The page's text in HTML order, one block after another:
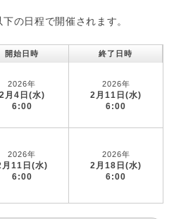
下の日程で開催されます。
開始日時 終了日時
2026年
2月4日(水)
6:00
2026年
2月11日(水)
6:00
2026年
月11日(水)
6:00
2026年
2月18日(水)
6:00